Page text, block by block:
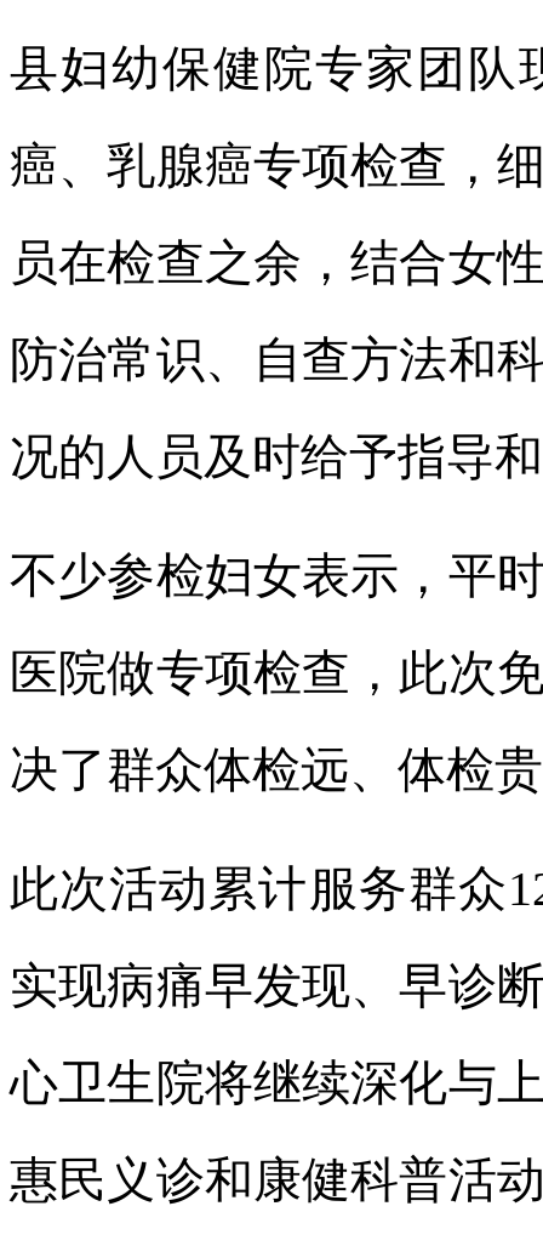
县妇幼保健院专家团队
癌、乳腺癌专项检查，
员在检查之余，结合女
防治常识、自查方法和
况的人员及时给予指导
不少参检妇女表示，平
医院做专项检查，此次
决了群众体检远、体检
此次活动累计服务群众
实现病痛早发现、早诊
心卫生院将继续深化与
惠民义诊和康健科普活